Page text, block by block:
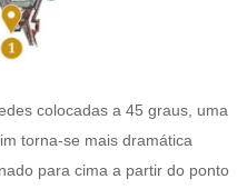
colocadas a 45 graus, uma
torna-se mais dramática
para cima a partir do ponto